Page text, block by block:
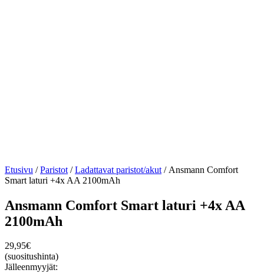
Etusivu /Paristot /Ladattavat paristot/akut / Ansmann Comfort
Smart laturi +4x AA 2100mAh
Ansmann Comfort Smart laturi +4x AA
2100mAh
29,95€
(suositushinta)
Jälleenmyyjät: